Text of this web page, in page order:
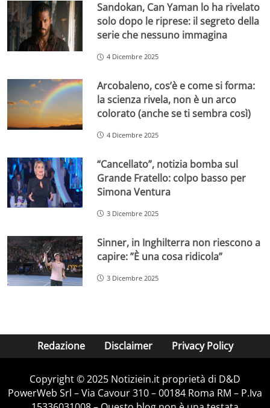
Sandokan, Can Yaman lo ha rivelato
solo dopo le riprese: il segreto della
serie che nessuno immagina
4 Dicembre 2025
Arcobaleno, cos’è e come si forma:
la scienza rivela, non è un arco
colorato (anche se ti sembra così)
4 Dicembre 2025
“Cancellato”, notizia bomba sul
Grande Fratello: colpo basso per
Simona Ventura
3 Dicembre 2025
Sinner, in Inghilterra non riescono a
capire: ”È una cosa ridicola”
3 Dicembre 2025
Redazione Disclaimer Privacy Policy
Copyright © 2025 Notiziein.it proprietà di D&D
PowerWeb Srl – Via Cavour 310 – 00184 Roma RM – P.Iva